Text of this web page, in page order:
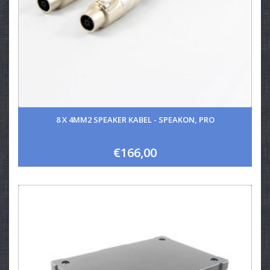
8 X 4MM2 SPEAKER KABEL - SPEAKON, PRO
€166,00